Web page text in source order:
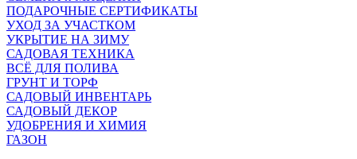
ПОДАРОЧНЫЕ СЕРТИФИКАТЫ
УХОД ЗА УЧАСТКОМ
УКРЫТИЕ НА ЗИМУ
САДОВАЯ ТЕХНИКА
ВСЁ ДЛЯ ПОЛИВА
ГРУНТ И ТОРФ
САДОВЫЙ ИНВЕНТАРЬ
САДОВЫЙ ДЕКОР
УДОБРЕНИЯ И ХИМИЯ
ГАЗОН